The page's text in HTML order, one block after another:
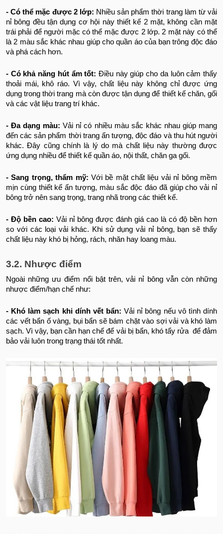
- Có thể mặc được 2 lớp: Nhiều sản phẩm thời trang làm từ vải
nỉ bông đều tận dụng cơ hội này thiết kế 2 mặt, không cần mặt
trái phải để người mặc có thể mặc được 2 lớp. 2 mặt này có thể
là 2 màu sắc khác nhau giúp cho quần áo của bạn trông độc đáo
và phá cách hơn.
- Có khả năng hút ẩm tốt: Điều này giúp cho da luôn cảm thấy
thoải mái, khô ráo. Vì vậy, chất liệu này không chỉ được ứng
dụng trong thời trang mà còn được tận dụng để thiết kế chăn, gối
và các vật liệu trang trí khác.
- Đa dạng màu: Vải nỉ có nhiều màu sắc khác nhau giúp mang
đến các sản phẩm thời trang ấn tượng, độc đáo và thu hút người
khác. Đây cũng chính là lý do mà chất liệu này thường được
ứng dụng nhiều để thiết kế quần áo, nội thất, chăn ga gối.
- Sang trọng, thẩm mỹ: Với bề mặt chất liệu vải nỉ bông mềm
mịn cùng thiết kế ấn tượng, màu sắc độc đáo đã giúp cho vải nỉ
bông trở nên sang trọng, trang nhã trong các thiết kế.
- Độ bền cao: Vải nỉ bông được đánh giá cao là có độ bền hơn
so với các loại vải khác. Khi sử dụng vải nỉ bông, bạn sẽ thấy
chất liệu này khó bị hỏng, rách, nhăn hay loang màu.
3.2. Nhược điểm
Ngoài những ưu điểm nổi bật trên, vải nỉ bông vẫn còn những
nhược điểm/hạn chế như:
- Khó làm sạch khi dính vết bẩn: Vải nỉ bông nếu vô tình dính
các vết bẩn ố vàng, bụi bẩn sẽ bám chặt vào sợi vải và khó làm
sạch. Vì vậy, bạn cần hạn chế để vải bị bẩn, khó tẩy rửa để đảm
bảo vải luôn trong trạng thái tốt nhất.